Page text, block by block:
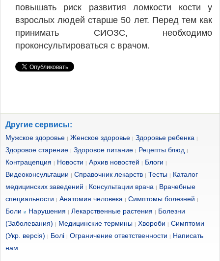
повышать риск развития ломкости кости у
взрослых людей старше 50 лет. Перед тем как
принимать СИОЗС, необходимо
проконсультироваться с врачом.
Другие сервисы:
Мужское здоровье | Женское здоровье | Здоровье ребенка |
Здоровое старение | Здоровое питание | Рецепты блюд |
Контрацепция | Новости | Архив новостей | Блоги |
Видеоконсультации | Справочник лекарств | Тесты | Каталог
медицинских заведений | Консультации врача | Врачебные
специальности | Анатомия человека | Симптомы болезней |
Боли и Нарушения | Лекарственные растения | Болезни
(Заболевания) | Медицинские термины | Хвороби | Симптоми
(Укр. версія) | Болі | Ограничение ответственности | Написать
нам